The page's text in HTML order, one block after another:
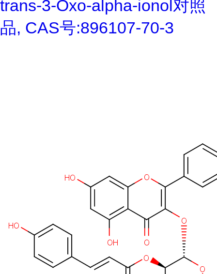
trans-3-Oxo-alpha-ionol对照
品, CAS号:896107-70-3